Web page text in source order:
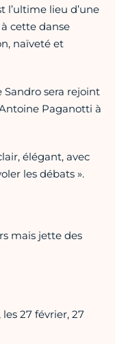
l’ultime lieu d’une
cette danse
naïveté et
Sandro sera rejoint
Paganotti à
élégant, avec
les débats ».
mais jette des
27 février, 27